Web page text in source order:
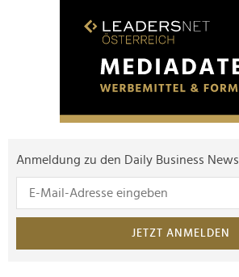
Anmeldung zu den Daily Business News
JETZT ANMELDEN